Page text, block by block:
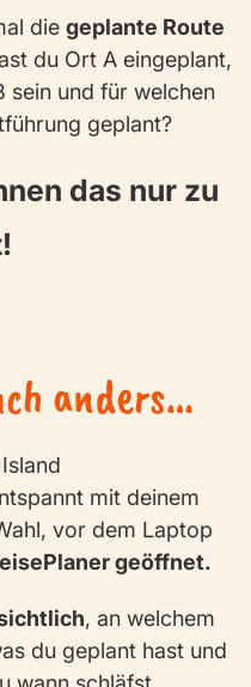
die geplante Route
du Ort A eingeplant,
sein und für welchen
geplant?
das nur zu
anders…
mit deinem
vor dem Laptop
geöffnet.
, an welchem
du geplant hast und